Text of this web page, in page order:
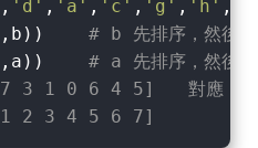
, 'd' , 'a' , 'c' , 'g' , 'h' ,
# b 先排序，然後
# a 先排序，然後
3 1 0 6 4 5]   對應 3
2 3 4 5 6 7]